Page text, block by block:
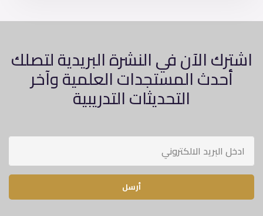
اشترك الآن في النشرة البريدية لتصلك
أحدث المستجدات العلمية وآخر
التحديثات التدريبية
أرسل